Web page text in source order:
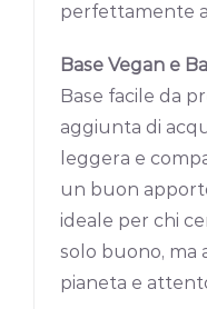
perfettamente
Base Vegan e
Base facile da
aggiunta di
leggera e
un buon
ideale per chi
solo buono, ma
pianeta e